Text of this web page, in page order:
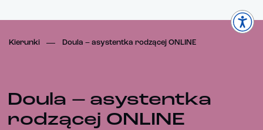
Kierunki Doula – asystentka rodzącej ONLINE
Doula – asystentka
rodzącej ONLINE